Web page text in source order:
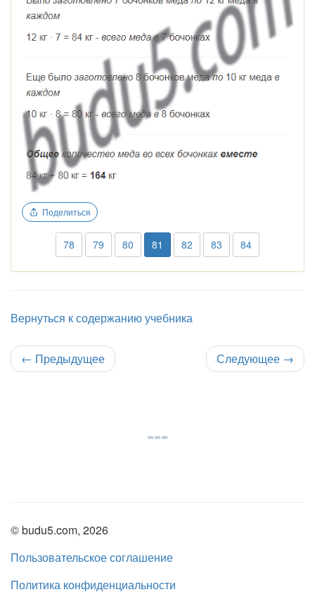
Поделиться
78 79 80 81 82 83 84
Вернуться к содержанию учебника
← Предыдущее Следующее →
© budu5.com, 2026
Пользовательское соглашение
Политика конфиденциальности